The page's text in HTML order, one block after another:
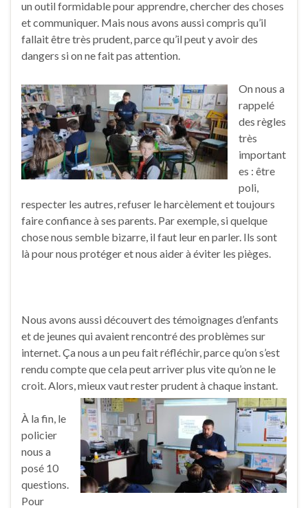
un outil formidable pour apprendre, chercher des choses
et communiquer. Mais nous avons aussi compris qu’il
fallait être très prudent, parce qu’il peut y avoir des
dangers si on ne fait pas attention.
On nous a
rappelé
des règles
très
important
es : être
poli,
respecter les autres, refuser le harcèlement et toujours
faire confiance à ses parents. Par exemple, si quelque
chose nous semble bizarre, il faut leur en parler. Ils sont
là pour nous protéger et nous aider à éviter les pièges.
Nous avons aussi découvert des témoignages d’enfants
et de jeunes qui avaient rencontré des problèmes sur
internet. Ça nous a un peu fait réfléchir, parce qu’on s’est
rendu compte que cela peut arriver plus vite qu’on ne le
croit. Alors, mieux vaut rester prudent à chaque instant.
À la fin, le
policier
nous a
posé 10
questions.
Pour